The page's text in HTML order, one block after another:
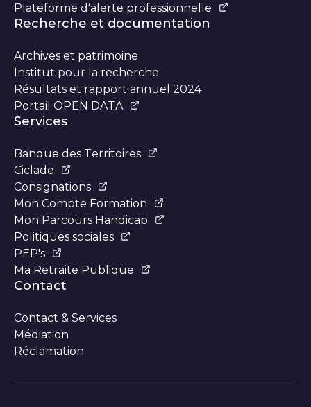
Plateforme d’alerte professionnelle
Recherche et documentation
Archives et patrimoine
Institut pour la recherche
Résultats et rapport annuel 2024
Portail OPEN DATA
Services
Banque des Territoires
Ciclade
Consignations
Mon Compte Formation
Mon Parcours Handicap
Politiques sociales
PEP's
Ma Retraite Publique
Contact
Contact & Services
Médiation
Réclamation